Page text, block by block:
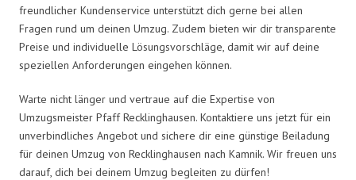
freundlicher Kundenservice unterstützt dich gerne bei allen
Fragen rund um deinen Umzug. Zudem bieten wir dir transparente
Preise und individuelle Lösungsvorschläge, damit wir auf deine
speziellen Anforderungen eingehen können.
Warte nicht länger und vertraue auf die Expertise von
Umzugsmeister Pfaff Recklinghausen. Kontaktiere uns jetzt für ein
unverbindliches Angebot und sichere dir eine günstige Beiladung
für deinen Umzug von Recklinghausen nach Kamnik. Wir freuen uns
darauf, dich bei deinem Umzug begleiten zu dürfen!